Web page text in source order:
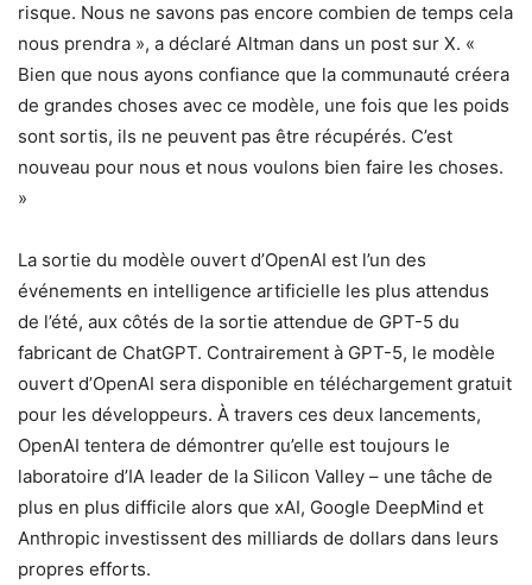
risque. Nous ne savons pas encore combien de temps cela
nous prendra », a déclaré Altman dans un post sur X. «
Bien que nous ayons confiance que la communauté créera
de grandes choses avec ce modèle, une fois que les poids
sont sortis, ils ne peuvent pas être récupérés. C’est
nouveau pour nous et nous voulons bien faire les choses.
»
La sortie du modèle ouvert d’OpenAI est l’un des
événements en intelligence artificielle les plus attendus
de l’été, aux côtés de la sortie attendue de GPT-5 du
fabricant de ChatGPT. Contrairement à GPT-5, le modèle
ouvert d’OpenAI sera disponible en téléchargement gratuit
pour les développeurs. À travers ces deux lancements,
OpenAI tentera de démontrer qu’elle est toujours le
laboratoire d’IA leader de la Silicon Valley – une tâche de
plus en plus difficile alors que xAI, Google DeepMind et
Anthropic investissent des milliards de dollars dans leurs
propres efforts.